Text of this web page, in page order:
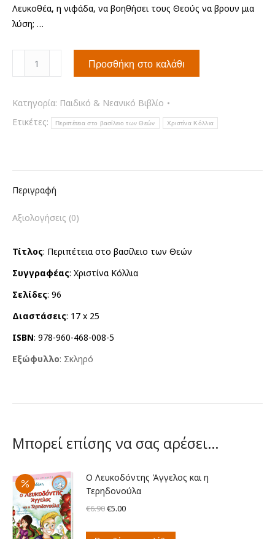
Λευκοθέα, η νιφάδα, να βοηθήσει τους Θεούς να βρουν μια
λύση; …
των
Θεών
Προσθήκη στο καλάθι
Κατηγορία: Παιδικό & Νεανικό Βιβλίο
Ετικέτες:
Περιπέτεια στο βασίλειο των Θεών Χριστίνα Κόλλια
Περιγραφή
Αξιολογήσεις (0)
Τίτλος: Περιπέτεια στο βασίλειο των Θεών
Συγγραφέας: Χριστίνα Κόλλια
Σελίδες: 96
Διαστάσεις: 17 x 25
ISBN: 978-960-468-008-5
Εξώφυλλο: Σκληρό
Μπορεί επίσης να σας αρέσει…
Ο Λευκοδόντης Άγγελος και η
Τερηδονούλα
€6.90Original
€5.00Η